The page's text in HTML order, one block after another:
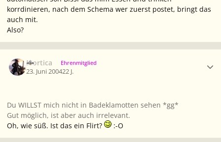
korrdinieren, nach dem Schema wer zuerst postet, bringt das
auch mit.
Also?
Mortica Ehrenmitglied
23. Juni 200422 J.
Du WILLST mich nicht in Badeklamotten sehen *gg*
Gut möglich, ist aber auch irrelevant.
Oh, wie süß. Ist das ein Flirt?
:-O